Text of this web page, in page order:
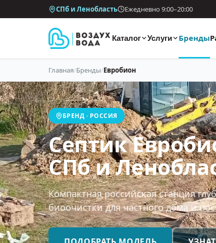
СПб и Ленобласть Ежедневно 9:00–20:00
Каталог Услуги Бренды
Главная/Бренды/Евробион
БРЕНД · РОССИЯ
Септик
СПб и
Компактная российская станция
биоочистки для частного дома и